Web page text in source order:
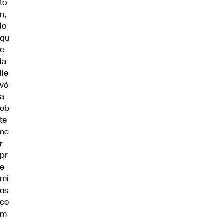
to
n,
lo
qu
e
la
lle
vó
a
ob
te
ne
r
pr
e
mi
os
co
m